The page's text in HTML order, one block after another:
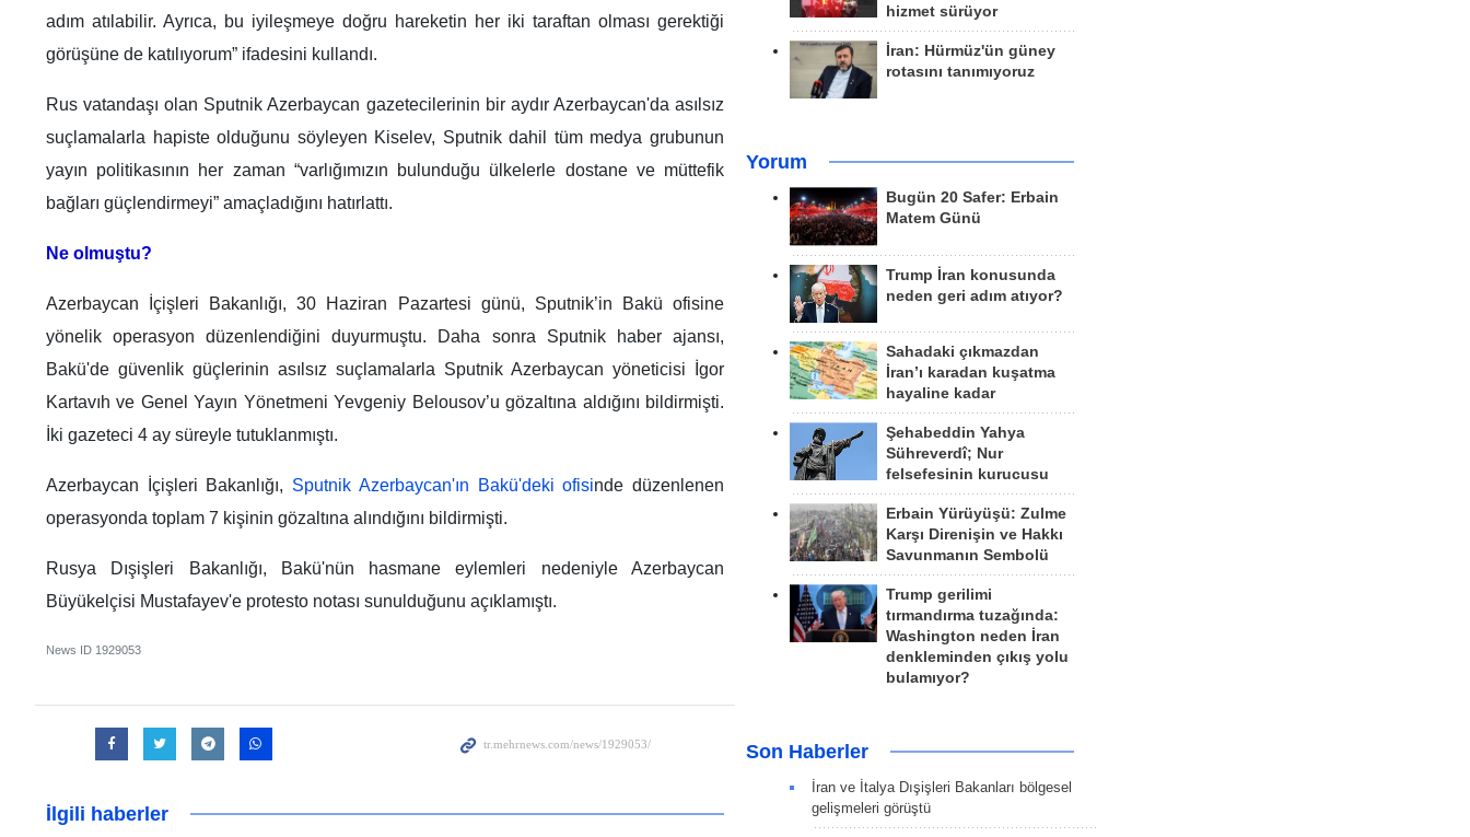
adım atılabilir. Ayrıca, bu iyileşmeye doğru hareketin her iki taraftan olması gerektiği
görüşüne de katılıyorum” ifadesini kullandı.
Rus vatandaşı olan Sputnik Azerbaycan gazetecilerinin bir aydır Azerbaycan'da asılsız
suçlamalarla hapiste olduğunu söyleyen Kiselev, Sputnik dahil tüm medya grubunun
yayın politikasının her zaman “varlığımızın bulunduğu ülkelerle dostane ve müttefik
bağları güçlendirmeyi” amaçladığını hatırlattı.
Ne olmuştu?
Azerbaycan İçişleri Bakanlığı, 30 Haziran Pazartesi günü, Sputnik’in Bakü ofisine
yönelik operasyon düzenlendiğini duyurmuştu. Daha sonra Sputnik haber ajansı,
Bakü'de güvenlik güçlerinin asılsız suçlamalarla Sputnik Azerbaycan yöneticisi İgor
Kartavıh ve Genel Yayın Yönetmeni Yevgeniy Belousov’u gözaltına aldığını bildirmişti.
İki gazeteci 4 ay süreyle tutuklanmıştı.
Azerbaycan İçişleri Bakanlığı, Sputnik Azerbaycan'ın Bakü'deki ofisinde düzenlenen
operasyonda toplam 7 kişinin gözaltına alındığını bildirmişti.
Rusya Dışişleri Bakanlığı, Bakü'nün hasmane eylemleri nedeniyle Azerbaycan
Büyükelçisi Mustafayev'e protesto notası sunulduğunu açıklamıştı.
News ID 1929053
İlgili haberler
hizmet sürüyor
İran: Hürmüz'ün güney
rotasını tanımıyoruz
Yorum
Bugün 20 Safer: Erbain
Matem Günü
Trump İran konusunda
neden geri adım atıyor?
Sahadaki çıkmazdan
İran’ı karadan kuşatma
hayaline kadar
Şehabeddin Yahya
Sühreverdî; Nur
felsefesinin kurucusu
Erbain Yürüyüşü: Zulme
Karşı Direnişin ve Hakkı
Savunmanın Sembolü
Trump gerilimi
tırmandırma tuzağında:
Washington neden İran
denkleminden çıkış yolu
bulamıyor?
Son Haberler
İran ve İtalya Dışişleri Bakanları bölgesel
gelişmeleri görüştü